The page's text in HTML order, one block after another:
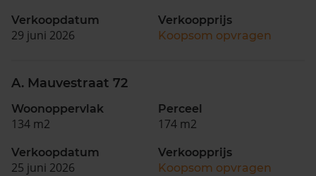
Verkoopdatum
29 juni 2026
Verkoopprijs
Koopsom opvragen
A. Mauvestraat 72
Woonoppervlak
134 m2
Perceel
174 m2
Verkoopdatum
25 juni 2026
Verkoopprijs
Koopsom opvragen